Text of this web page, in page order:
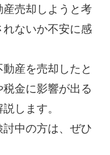
売却しようと考
れないか不安に感
産を売却したと
金に影響が出る
します。
中の方は、ぜひ